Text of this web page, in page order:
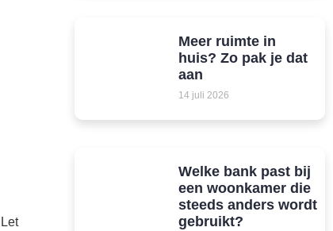
Meer ruimte in
huis? Zo pak je dat
aan
14 juli 2026
Welke bank past bij
een woonkamer die
steeds anders wordt
gebruikt?